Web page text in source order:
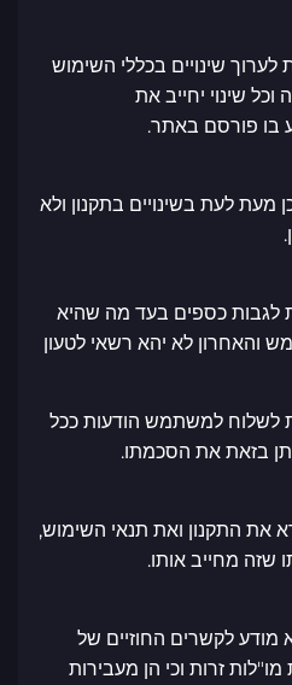
לערוך שינויים בכללי השימוש
שינוי יחייב את
בו פורסם באתר.
מעת לעת בשינויים בתקנון ולא
לגבות כספים בעד מה שהיא
והאחרון לא יהא רשאי לטעון
לשלוח למשתמש הודעות ככל
בזאת את הסכמתו.
את התקנון ואת תנאי השימוש,
שזה מחייב אותו.
מודע לקשרים החוזיים של
זרות וכי הן מעבירות